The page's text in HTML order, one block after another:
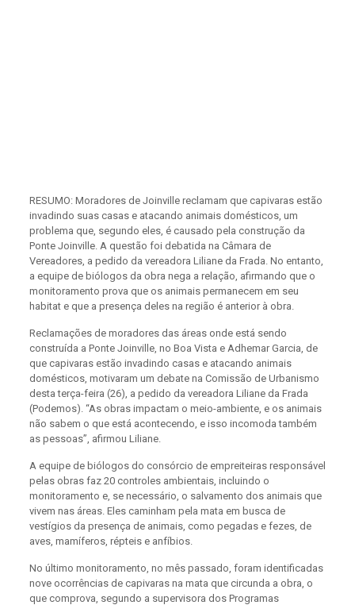
RESUMO: Moradores de Joinville reclamam que capivaras estão
invadindo suas casas e atacando animais domésticos, um
problema que, segundo eles, é causado pela construção da
Ponte Joinville. A questão foi debatida na Câmara de
Vereadores, a pedido da vereadora Liliane da Frada. No entanto,
a equipe de biólogos da obra nega a relação, afirmando que o
monitoramento prova que os animais permanecem em seu
habitat e que a presença deles na região é anterior à obra.
Reclamações de moradores das áreas onde está sendo
construída a Ponte Joinville, no Boa Vista e Adhemar Garcia, de
que capivaras estão invadindo casas e atacando animais
domésticos, motivaram um debate na Comissão de Urbanismo
desta terça-feira (26), a pedido da vereadora Liliane da Frada
(Podemos). “As obras impactam o meio-ambiente, e os animais
não sabem o que está acontecendo, e isso incomoda também
as pessoas”, afirmou Liliane.
A equipe de biólogos do consórcio de empreiteiras responsável
pelas obras faz 20 controles ambientais, incluindo o
monitoramento e, se necessário, o salvamento dos animais que
vivem nas áreas. Eles caminham pela mata em busca de
vestígios da presença de animais, como pegadas e fezes, de
aves, mamíferos, répteis e anfíbios.
No último monitoramento, no mês passado, foram identificadas
nove ocorrências de capivaras na mata que circunda a obra, o
que comprova, segundo a supervisora dos Programas